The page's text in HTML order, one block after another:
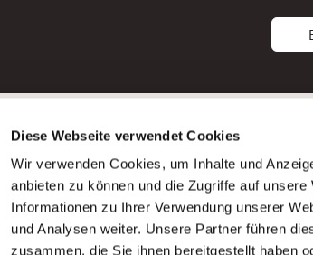
Diese Webseite verwendet Cookies
Wir verwenden Cookies, um Inhalte und
anbieten zu können und die Zugriffe auf
Informationen zu Ihrer Verwendung unserer
und Analysen weiter. Unsere Partner führen
zusammen, die Sie ihnen bereitgestellt haben
GmbH
e.V.)
Bewerbungstipps
Bewerbung als Altenpfleger*in
Bewerbung als Krankenpfleger*in
Bewerbung als Altenpflegehelfer*in
Bewerbung als Erzieher*in